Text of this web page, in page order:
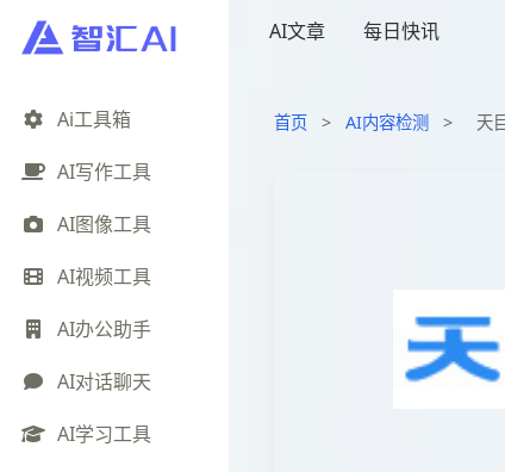
Ai工具箱
AI写作工具
AI图像工具
AI视频工具
AI办公助手
AI对话聊天
AI学习工具
AI文章 每日快讯
首页 > AI内容检测 > 天